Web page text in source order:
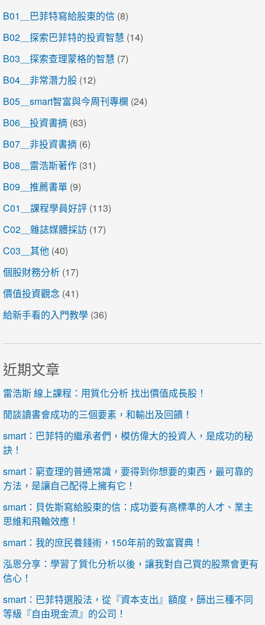
B01＿巴菲特寫給股東的信 (8)
B02＿探索巴菲特的投資智慧 (14)
B03＿探索查理蒙格的智慧 (7)
B04＿非常潛力股 (12)
B05＿smart智富與今周刊專欄 (24)
B06＿投資書摘 (63)
B07＿非投資書摘 (6)
B08＿雷浩斯著作 (31)
B09＿推薦書單 (9)
C01＿課程學員好評 (113)
C02＿雜誌媒體採訪 (17)
C03＿其他 (40)
個股財務分析 (17)
價值投資觀念 (41)
給新手看的入門教學 (36)
近期文章
雷浩斯 線上課程：用質化分析 找出價值成長股！
閒談讀書會成功的三個要素，和輸出及回饋！
smart：巴菲特的繼承者們，模仿偉大的投資人，是成功的秘
訣！
smart：窮查理的普通常識，要得到你想要的東西，最可靠的
方法，是讓自己配得上擁有它！
smart：貝佐斯寫給股東的信：成功要有高標準的人才、業主
思維和飛輪效應！
smart：我的庶民養錢術，150年前的致富寶典！
泓恩分享：學習了質化分析以後，讓我對自己買的股票會更有
信心！
smart：巴菲特選股法，從『資本支出』額度，篩出三種不同
等級『自由現金流』的公司！